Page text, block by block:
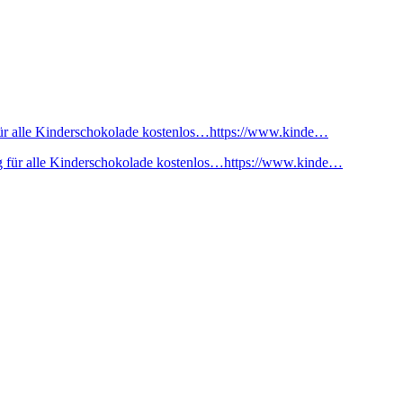
alle Kinderschokolade kostenlos…https://www.kinde…
für alle Kinderschokolade kostenlos…https://www.kinde…